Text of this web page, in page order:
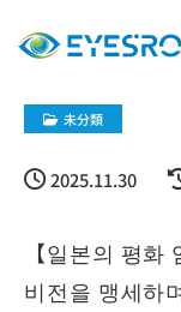
未分類
2025.11.30
【일본의 평
비전을 맹세하